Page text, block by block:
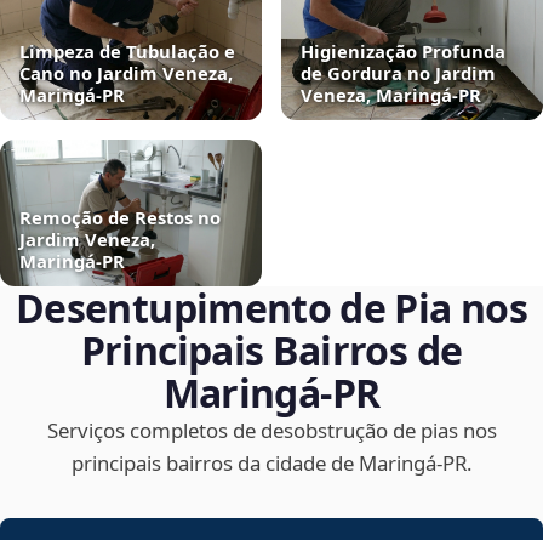
Limpeza de Tubulação e
Cano no Jardim Veneza,
Maringá‑PR
Higienização Profunda
de Gordura no Jardim
Veneza, Maringá‑PR
Remoção de Restos no
Jardim Veneza,
Maringá‑PR
Desentupimento de Pia nos
Principais Bairros de
Maringá‑PR
Serviços completos de desobstrução de pias nos
principais bairros da cidade de Maringá‑PR.